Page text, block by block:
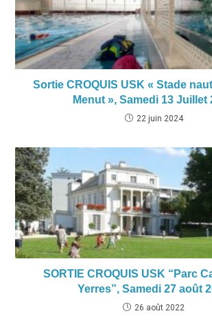
Sortie CROQUIS USK « Stade
Menut », Samedi 13 Juillet
22 juin 2024
SORTIE CROQUIS USK “Parc
Yerres”, Samedi 27 août
26 août 2022